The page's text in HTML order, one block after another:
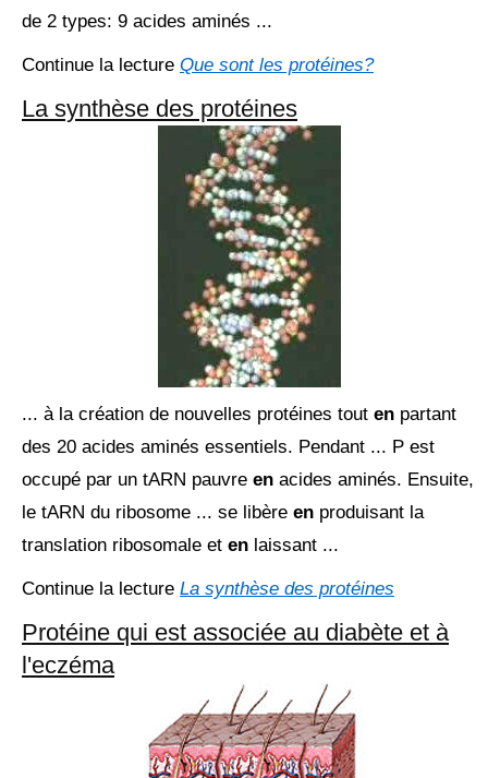
de 2 types: 9 acides aminés ...
Continue la lecture Que sont les protéines?
La synthèse des protéines
... à la création de nouvelles protéines tout en partant
des 20 acides aminés essentiels. Pendant ... P est
occupé par un tARN pauvre en acides aminés. Ensuite,
le tARN du ribosome ... se libère en produisant la
translation ribosomale et en laissant ...
Continue la lecture La synthèse des protéines
Protéine qui est associée au diabète et à
l'eczéma